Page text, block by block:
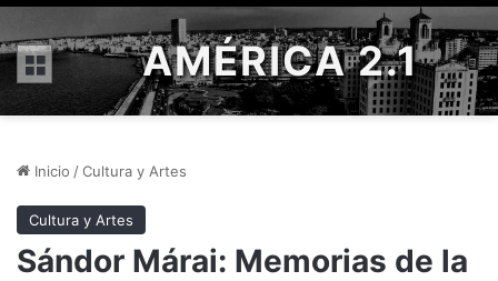
Menú AMÉRICA 2.1
Inicio /Cultura y Artes
Cultura y Artes
Sándor Márai: Memorias de la